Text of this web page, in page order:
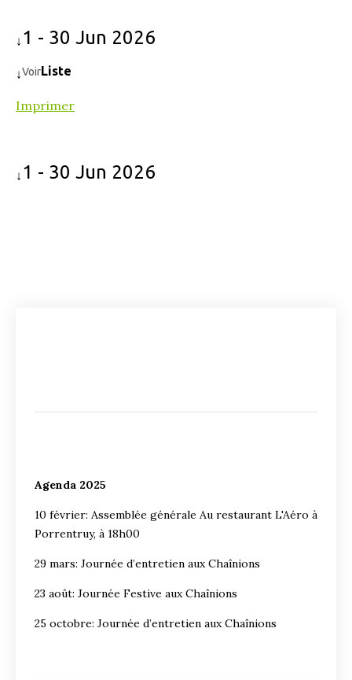
↓ 1 - 30 Jun 2026
↓VoirListe
Imprimer
↓ 1 - 30 Jun 2026
Agenda 2025
10 février: Assemblée générale Au restaurant L'Aéro à
Porrentruy, à 18h00
29 mars: Journée d’entretien aux Chaînions
23 août: Journée Festive aux Chaînions
25 octobre: Journée d’entretien aux Chaînions